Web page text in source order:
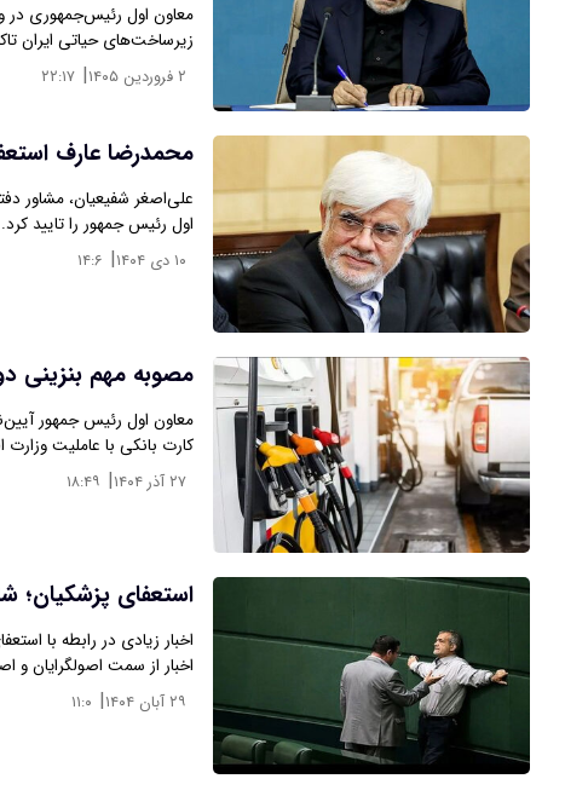
معاون اول رئیس‌جمهوری در
زیرساخت‌های حیاتی ایران
۲ فروردین ۱۴۰۵ | ۲۲:۱۷
محمدرضا عارف
علی‌اصغر شفیعیان، مشاور
اول رئیس جمهور را تایید کرد.
۱۰ دی ۱۴۰۴ | ۱۴:۶
مصوبه مهم بنزینی
معاون اول رئیس جمهور
کارت بانکی با عاملیت وزارت
۲۷ آذر ۱۴۰۴ | ۱۸:۴۹
استعفای پزشکیان؛
اخبار زیادی در رابطه با
اخبار از سمت اصولگرایان و
۲۹ آبان ۱۴۰۴ | ۱۱:۰